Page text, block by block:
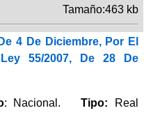
Tamaño:463 kb
4 De Diciembre, Por El
55/2007, De 28 De
: Nacional.Tipo:
Real